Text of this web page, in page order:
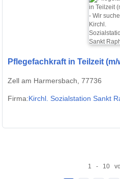
Pflegefachkraft in Teilzeit
Zell am Harmersbach, 77736
Firma:Kirchl. Sozialstation Sankt
1 - 10